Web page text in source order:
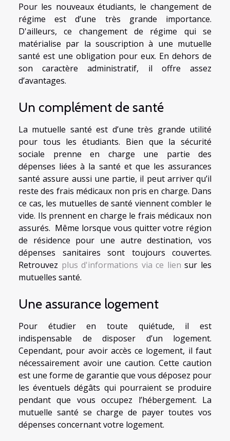
Pour les nouveaux étudiants, le changement de
régime est d’une très grande importance.
D'ailleurs, ce changement de régime qui se
matérialise par la souscription à une mutuelle
santé est une obligation pour eux. En dehors de
son caractère administratif, il offre assez
d’avantages.
Un complément de santé
La mutuelle santé est d’une très grande utilité
pour tous les étudiants. Bien que la sécurité
sociale prenne en charge une partie des
dépenses liées à la santé et que les assurances
santé assure aussi une partie, il peut arriver qu’il
reste des frais médicaux non pris en charge. Dans
ce cas, les mutuelles de santé viennent combler le
vide. Ils prennent en charge le frais médicaux non
assurés. Même lorsque vous quitter votre région
de résidence pour une autre destination, vos
dépenses sanitaires sont toujours couvertes.
Retrouvez plus d'informations via ce lien sur les
mutuelles santé.
Une assurance logement
Pour étudier en toute quiétude, il est
indispensable de disposer d’un logement.
Cependant, pour avoir accès ce logement, il faut
nécessairement avoir une caution. Cette caution
est une forme de garantie que vous déposez pour
les éventuels dégâts qui pourraient se produire
pendant que vous occupez l’hébergement. La
mutuelle santé se charge de payer toutes vos
dépenses concernant votre logement.